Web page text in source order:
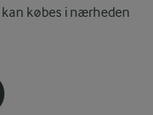
købes i nærheden